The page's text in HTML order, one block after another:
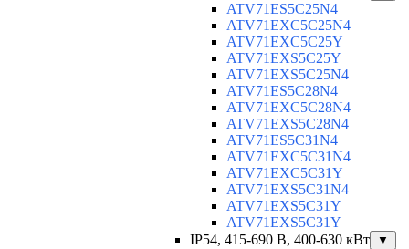
ATV71ES5C25N4
ATV71EXC5C25N4
ATV71EXC5C25Y
ATV71EXS5C25Y
ATV71EXS5C25N4
ATV71ES5C28N4
ATV71EXC5C28N4
ATV71EXS5C28N4
ATV71ES5C31N4
ATV71EXC5C31N4
ATV71EXC5C31Y
ATV71EXS5C31N4
ATV71EXS5C31Y
ATV71EXS5C31Y
IP54, 415-690 B, 400-630 кВт
▼